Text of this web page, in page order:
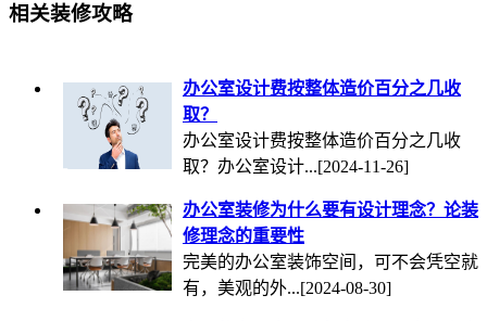
相关装修攻略
办公室设计费按整体造价百分之几收
取？
办公室设计费按整体造价百分之几收
取？办公室设计...[2024-11-26]
办公室装修为什么要有设计理念？论装
修理念的重要性
完美的办公室装饰空间，可不会凭空就
有，美观的外...[2024-08-30]